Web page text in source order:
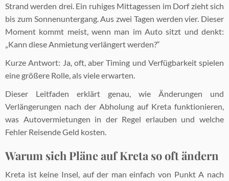
Strand werden drei. Ein ruhiges Mittagessen im Dorf zieht sich
bis zum Sonnenuntergang. Aus zwei Tagen werden vier. Dieser
Moment kommt meist, wenn man im Auto sitzt und denkt:
„Kann diese Anmietung verlängert werden?“
Kurze Antwort: Ja, oft, aber Timing und Verfügbarkeit spielen
eine größere Rolle, als viele erwarten.
Dieser Leitfaden erklärt genau, wie Änderungen und
Verlängerungen nach der Abholung auf Kreta funktionieren,
was Autovermietungen in der Regel erlauben und welche
Fehler Reisende Geld kosten.
Warum sich Pläne auf Kreta so oft ändern
Kreta ist keine Insel, auf der man einfach von Punkt A nach